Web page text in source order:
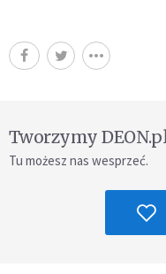
Tworzymy
Tu możesz nas wesprzeć.